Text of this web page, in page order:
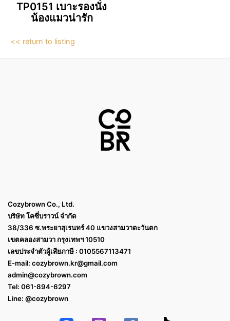
TP0151 เบาะรองนั่ง
น้องแมวน่ารัก
<< return to listing
Cozybrown Co., Ltd.
บริษัท โคซี่บราวน์ จำกัด
38/336 ซ.พระยาสุเรนทร์ 40 แขวงสามวาตะวันตก
เขตคลองสามวา กรุงเทพฯ 10510
เลขประจำตัวผู้เสียภาษี : 0105567113471
E-mail: cozybrown.kr@gmail.com
admin@cozybrown.com
Tel: 061-894-6297
Line: @cozybrown